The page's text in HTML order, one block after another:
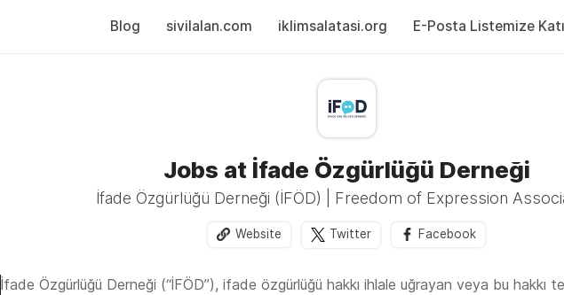
Blog sivilalan.com iklimsalatasi.org E-Posta Listemize
Jobs at İfade Özgürlüğü Derneği
İfade Özgürlüğü Derneği (İFÖD) | Freedom of Expression
Website Twitter Facebook
İfade Özgürlüğü Derneği (“İFÖD”), ifade özgürlüğü hakkı ihlale uğrayan veya bu hakkı